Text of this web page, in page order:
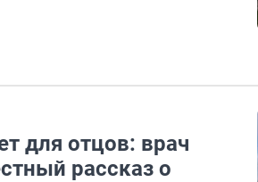
для отцов: врач
рассказ о